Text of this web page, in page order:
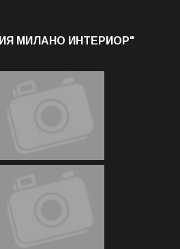
МИЛАНО ИНТЕРИОР"